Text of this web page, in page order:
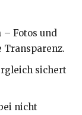
– Fotos und
Transparenz.
sichert
nicht